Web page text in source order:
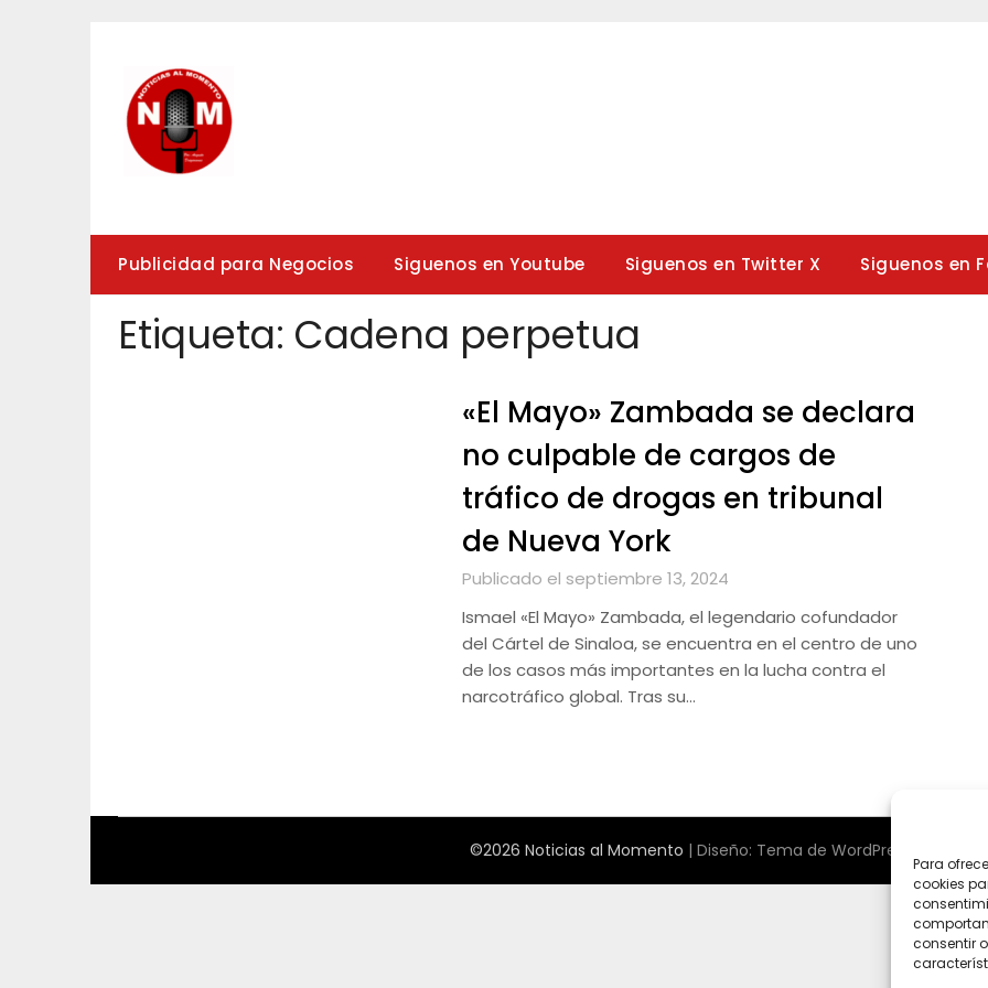
Publicidad para Negocios Siguenos en Youtube Siguenos en Twitter X Siguenos en
Etiqueta: Cadena perpetua
«El Mayo» Zambada se declara
no culpable de cargos de
tráfico de drogas en tribunal
de Nueva York
Publicado el septiembre 13, 2024
Ismael «El Mayo» Zambada, el legendario cofundador
del Cártel de Sinaloa, se encuentra en el centro de uno
de los casos más importantes en la lucha contra el
narcotráfico global. Tras su…
©2026 Noticias al Momento | Diseño: Tema de WordPress
Para
cookies
consentir